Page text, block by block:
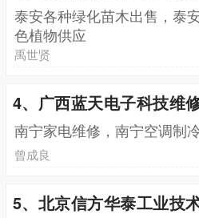
泰安各种绿化苗木出售，泰
色植物供应
禹世贤
4、广西蓝天电子科技维
南宁家电维修，南宁空调制
曾成良
5、北京信方华泰工业技